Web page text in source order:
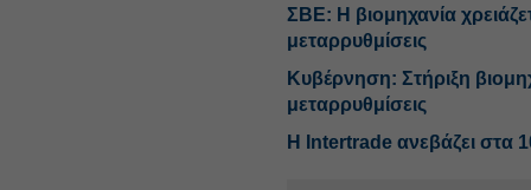
ΣΒΕ: Η βιομηχανία
μεταρρυθμίσεις
Κυβέρνηση: Στήριξη
μεταρρυθμίσεις
Η Intertrade ανεβάζει στα